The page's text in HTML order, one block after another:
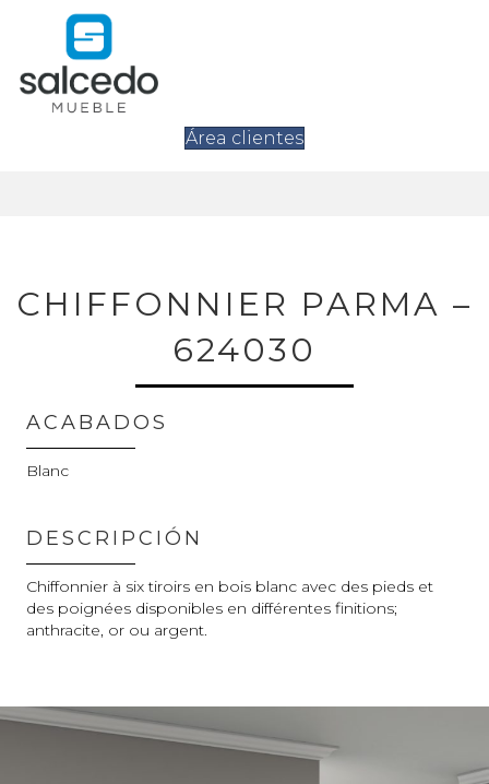
Área clientes
CHIFFONNIER PARMA –
624030
ACABADOS
Blanc
DESCRIPCIÓN
Chiffonnier à six tiroirs en bois blanc avec des pieds et
des poignées disponibles en différentes finitions;
anthracite, or ou argent.